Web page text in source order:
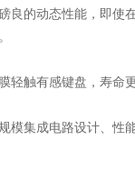
良的动态性能，即使
轻触有感键盘，寿命
模集成电路设计、性